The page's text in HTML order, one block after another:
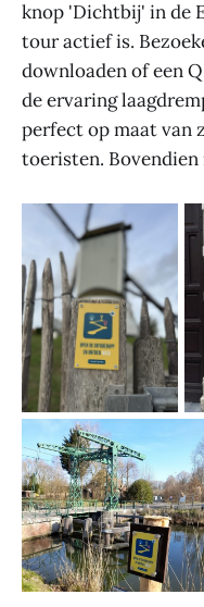
knop 'Dichtbij' in de
tour actief is.
downloaden of een
de ervaring
perfect op maat van
toeristen. Bovendien